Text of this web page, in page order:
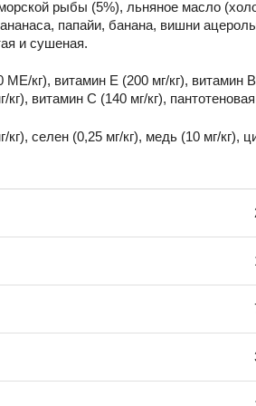
рыбы (5%), льняное масло
папайи, банана, вишни
и сушеная.
кг), витамин E (200 мг/кг), витамин
кг), витамин C (140 мг/кг),
селен (0,25 мг/кг), медь (10 мг/кг),